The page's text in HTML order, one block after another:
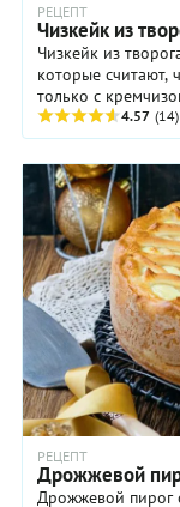
РЕЦЕПТ
Чизкейк из
Чизкейк из
которые считают,
только с
получается4.57 (14)
РЕЦЕПТ
Дрожжевой
Дрожжевой пирог